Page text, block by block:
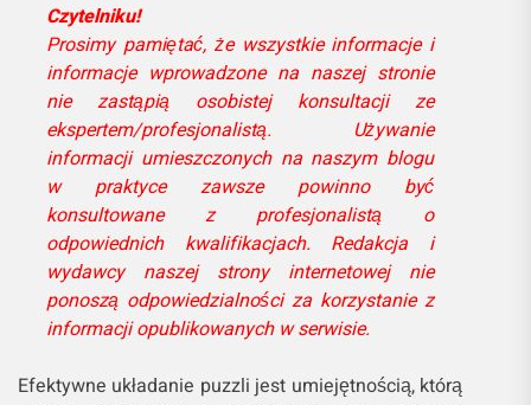
Czytelniku!
Prosimy pamiętać, że wszystkie informacje i
informacje wprowadzone na naszej stronie
nie zastąpią osobistej konsultacji ze
ekspertem/profesjonalistą. Używanie
informacji umieszczonych na naszym blogu
w praktyce zawsze powinno być
konsultowane z profesjonalistą o
odpowiednich kwalifikacjach. Redakcja i
wydawcy naszej strony internetowej nie
ponoszą odpowiedzialności za korzystanie z
informacji opublikowanych w serwisie.
Efektywne układanie puzzli jest umiejętnością, którą